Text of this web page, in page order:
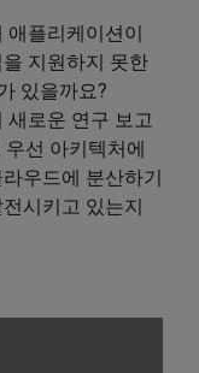
애플리케이션이
지원하지 못한
있을까요?
새로운 연구 보고
선 아키텍처에
우드에 분산하기
시키고 있는지